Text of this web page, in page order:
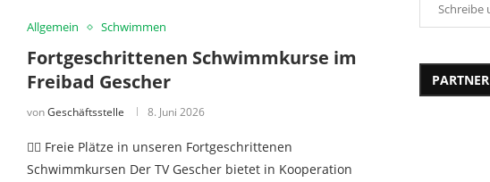
Allgemein Schwimmen
Fortgeschrittenen Schwimmkurse im
Freibad Gescher
vonGeschäftsstelle 8. Juni 2026
🏊‍♂️ Freie Plätze in unseren Fortgeschrittenen
Schwimmkursen Der TV Gescher bietet in Kooperation
PARTNER